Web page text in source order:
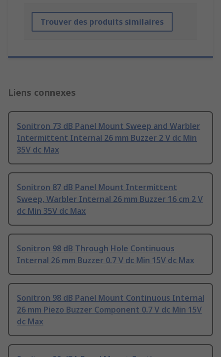
Trouver des produits similaires
Liens connexes
Sonitron 73 dB Panel Mount Sweep and Warbler
Intermittent Internal 26 mm Buzzer 2 V dc Min
35V dc Max
Sonitron 87 dB Panel Mount Intermittent
Sweep, Warbler Internal 26 mm Buzzer 16 cm 2 V
dc Min 35V dc Max
Sonitron 98 dB Through Hole Continuous
Internal 26 mm Buzzer 0.7 V dc Min 15V dc Max
Sonitron 98 dB Panel Mount Continuous Internal
26 mm Piezo Buzzer Component 0.7 V dc Min 15V
dc Max